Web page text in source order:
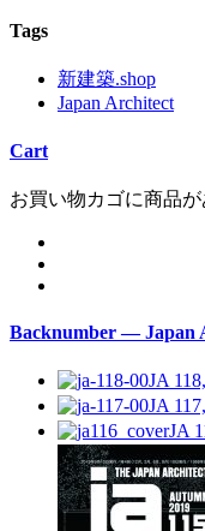
Tags
新建築.shop
Japan Architect
Cart
お買い物カゴに商品が
Backnumber — Japan
JA
JA
JA